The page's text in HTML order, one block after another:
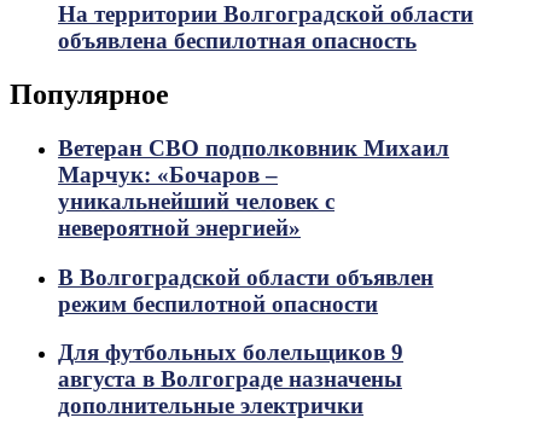
На территории Волгоградской области
объявлена беспилотная опасность
Популярное
Ветеран СВО подполковник Михаил
Марчук: «Бочаров –
уникальнейший человек с
невероятной энергией»
В Волгоградской области объявлен
режим беспилотной опасности
Для футбольных болельщиков 9
августа в Волгограде назначены
дополнительные электрички